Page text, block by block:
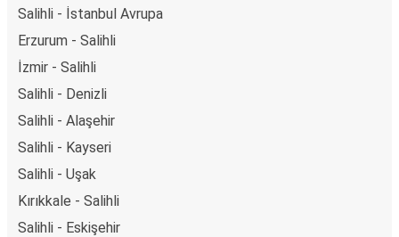
Salihli - İstanbul Avrupa
Erzurum - Salihli
İzmir - Salihli
Salihli - Denizli
Salihli - Alaşehir
Salihli - Kayseri
Salihli - Uşak
Kırıkkale - Salihli
Salihli - Eskişehir